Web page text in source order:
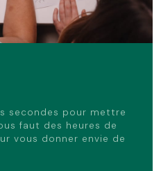
secondes pour mettre
faut des heures de
vous donner envie de